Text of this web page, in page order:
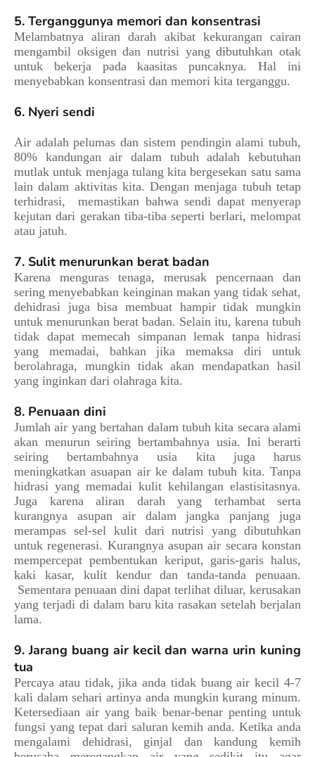
5. Terganggunya memori dan konsentrasi
Melambatnya aliran darah akibat kekurangan cairan
mengambil oksigen dan nutrisi yang dibutuhkan otak
untuk bekerja pada kaasitas puncaknya. Hal ini
menyebabkan konsentrasi dan memori kita terganggu.
6. Nyeri sendi
Air adalah pelumas dan sistem pendingin alami tubuh,
80% kandungan air dalam tubuh adalah kebutuhan
mutlak untuk menjaga tulang kita bergesekan satu sama
lain dalam aktivitas kita. Dengan menjaga tubuh tetap
terhidrasi, memastikan bahwa sendi dapat menyerap
kejutan dari gerakan tiba-tiba seperti berlari, melompat
atau jatuh.
7. Sulit menurunkan berat badan
Karena menguras tenaga, merusak pencernaan dan
sering menyebabkan keinginan makan yang tidak sehat,
dehidrasi juga bisa membuat hampir tidak mungkin
untuk menurunkan berat badan. Selain itu, karena tubuh
tidak dapat memecah simpanan lemak tanpa hidrasi
yang memadai, bahkan jika memaksa diri untuk
berolahraga, mungkin tidak akan mendapatkan hasil
yang inginkan dari olahraga kita.
8. Penuaan dini
Jumlah air yang bertahan dalam tubuh kita secara alami
akan menurun seiring bertambahnya usia. Ini berarti
seiring bertambahnya usia kita juga harus
meningkatkan asuapan air ke dalam tubuh kita. Tanpa
hidrasi yang memadai kulit kehilangan elastisitasnya.
Juga karena aliran darah yang terhambat serta
kurangnya asupan air dalam jangka panjang juga
merampas sel-sel kulit dari nutrisi yang dibutuhkan
untuk regenerasi. Kurangnya asupan air secara konstan
mempercepat pembentukan keriput, garis-garis halus,
kaki kasar, kulit kendur dan tanda-tanda penuaan.
Sementara penuaan dini dapat terlihat diluar, kerusakan
yang terjadi di dalam baru kita rasakan setelah berjalan
lama.
9. Jarang buang air kecil dan warna urin kuning
tua
Percaya atau tidak, jika anda tidak buang air kecil 4-7
kali dalam sehari artinya anda mungkin kurang minum.
Ketersediaan air yang baik benar-benar penting untuk
fungsi yang tepat dari saluran kemih anda. Ketika anda
mengalami dehidrasi, ginjal dan kandung kemih